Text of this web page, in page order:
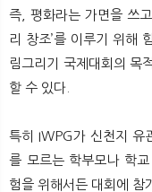
즉, 평화라는 가면을 쓰
리 창조’를 이루기 위해
림그리기 국제대회의 목
할 수 있다.
특히 IWPG가 신천지 유
를 모르는 학부모나 학
험을 위해서든 대회에 참